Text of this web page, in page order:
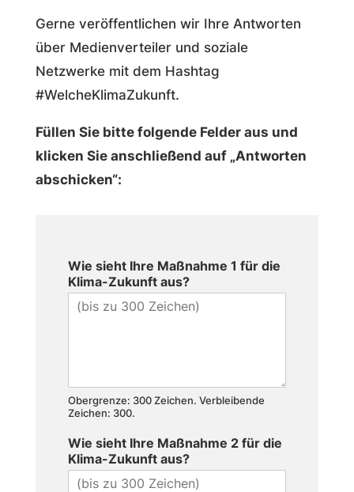
Gerne veröffentlichen wir Ihre Antworten
über Medienverteiler und soziale
Netzwerke mit dem Hashtag
#WelcheKlimaZukunft.
Füllen Sie bitte folgende Felder aus und
klicken Sie anschließend auf „Antworten
abschicken“:
Wie sieht Ihre Maßnahme 1 für die
Klima-Zukunft aus?
Obergrenze: 300 Zeichen. Verbleibende
Zeichen: 300.
Wie sieht Ihre Maßnahme 2 für die
Klima-Zukunft aus?